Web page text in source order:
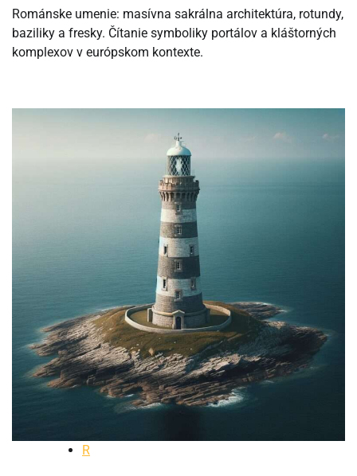
Románske umenie: masívna sakrálna architektúra, rotundy,
baziliky a fresky. Čítanie symboliky portálov a kláštorných
komplexov v európskom kontexte.
R